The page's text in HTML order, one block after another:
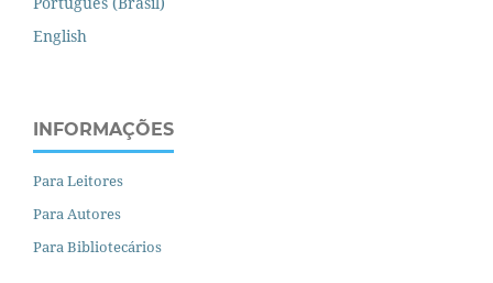
English
INFORMAÇÕES
Para Leitores
Para Autores
Para Bibliotecários